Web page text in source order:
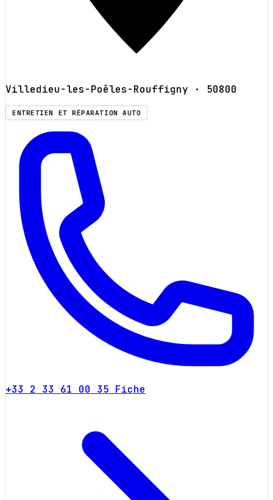
Villedieu-les-Poêles-Rouffigny · 50800
ENTRETIEN ET RÉPARATION AUTO
+33 2 33 61 00 35 Fiche